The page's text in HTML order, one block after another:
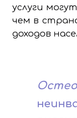
услуги
чем в
доходов